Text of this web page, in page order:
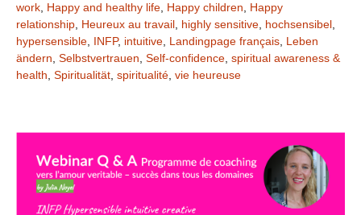
work Happy and healthy life Happy children
Happy
relationship Heureux au travail highly sensitive hochsensibel
hypersensible INFP, intuitive Landingpage français Leben
ändern Selbstvertrauen Self-confidence spiritual awareness &
health Spiritualität spiritualité vie heureuse